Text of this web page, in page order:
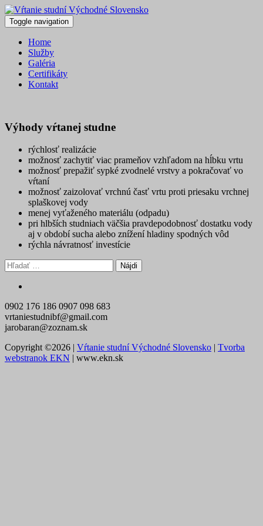
Skip
to
content
Toggle navigation
Home
Služby
Galéria
Certifikáty
Kontakt
Výhody vŕtanej studne
rýchlosť realizácie
možnosť zachytiť viac prameňov vzhľadom na hĺbku vrtu
možnosť prepažiť sypké zvodnelé vrstvy a pokračovať vo
vŕtaní
možnosť zaizolovať vrchnú časť vrtu proti priesaku vrchnej
splaškovej vody
menej vyťaženého materiálu (odpadu)
pri hlbších studniach väčšia pravdepodobnosť dostatku vody
aj v období sucha alebo znížení hladiny spodných vôd
rýchla návratnosť investície
Hľadať:
0902 176 186 0907 098 683
vrtaniestudnibf@gmail.com
jarobaran@zoznam.sk
Copyright ©2026 | Vŕtanie studní Východné Slovensko | Tvorba
webstranok EKN | www.ekn.sk